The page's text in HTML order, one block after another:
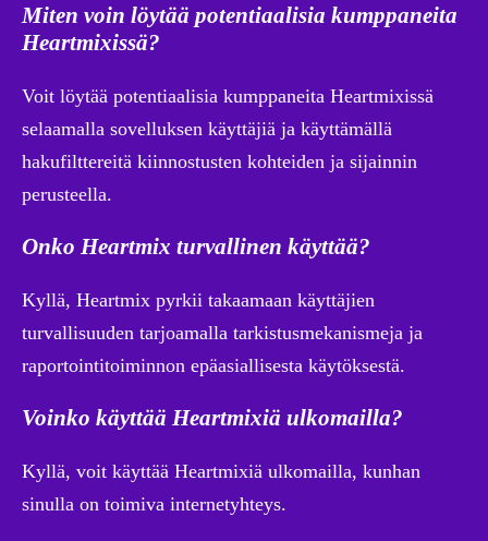
Miten voin löytää potentiaalisia kumppaneita
Heartmixissä?
Voit löytää potentiaalisia kumppaneita Heartmixissä
selaamalla sovelluksen käyttäjiä ja käyttämällä
hakufilttereitä kiinnostusten kohteiden ja sijainnin
perusteella.
Onko Heartmix turvallinen käyttää?
Kyllä, Heartmix pyrkii takaamaan käyttäjien
turvallisuuden tarjoamalla tarkistusmekanismeja ja
raportointitoiminnon epäasiallisesta käytöksestä.
Voinko käyttää Heartmixiä ulkomailla?
Kyllä, voit käyttää Heartmixiä ulkomailla, kunhan
sinulla on toimiva internetyhteys.